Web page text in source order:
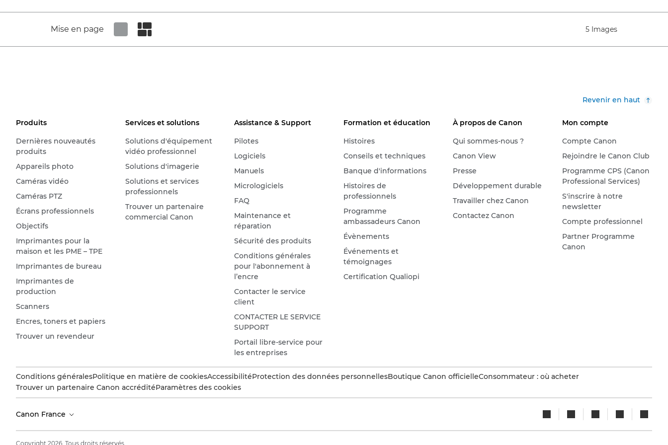
Mise en page 5 Images
Revenir en haut
Produits
Dernières nouveautés
produits
Appareils photo
Caméras vidéo
Caméras PTZ
Écrans professionnels
Objectifs
Imprimantes pour la
maison et les PME – TPE
Imprimantes de bureau
Imprimantes de
production
Scanners
Encres, toners et papiers
Trouver un revendeur
Services et solutions
Solutions d'équipement
vidéo professionnel
Solutions d'imagerie
Solutions et services
professionnels
Trouver un partenaire
commercial Canon
Assistance & Support
Pilotes
Logiciels
Manuels
Micrologiciels
FAQ
Maintenance et
réparation
Sécurité des produits
Conditions générales
pour l'abonnement à
l’encre
Contacter le service
client
CONTACTER LE SERVICE
SUPPORT
Portail libre-service pour
les entreprises
Formation et éducation
Histoires
Conseils et techniques
Banque d'informations
Histoires de
professionnels
Programme
ambassadeurs Canon
Évènements
Événements et
témoignages
Certification Qualiopi
À propos de Canon
Qui sommes-nous ?
Canon View
Presse
Développement durable
Travailler chez Canon
Contactez Canon
Mon compte
Compte Canon
Rejoindre le Canon Club
Programme CPS (Canon
Professional Services)
S'inscrire à notre
newsletter
Compte professionnel
Partner Programme
Canon
Conditions généralesPolitique en matière de cookiesAccessibilitéProtection des données personnellesBoutique Canon officielleConsommateur : où acheter
Trouver un partenaire Canon accréditéParamètres des cookies
Canon France
Copyright 2026. Tous droits réservés.